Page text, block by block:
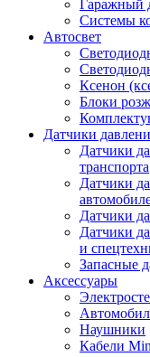
Гаражный
Системы
Автосвет
Ксенон
Блоки
Датчики
Датчики
транспорта
Датчики
Датчики
Датчики
и
Запасные
Аксессуары
Наушники
Кабели